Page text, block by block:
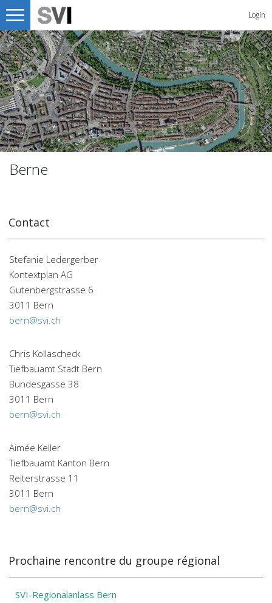
Login
Berne
Contact
Stefanie Ledergerber
Kontextplan AG
Gutenbergstrasse 6
3011 Bern
bern@svi.ch
Chris Kollascheck
Tiefbauamt Stadt Bern
Bundesgasse 38
3011 Bern
bern@svi.ch
Aimée Keller
Tiefbauamt Kanton Bern
Reiterstrasse 11
3011 Bern
bern@svi.ch
Prochaine rencontre du groupe régional
SVI-Regionalanlass Bern